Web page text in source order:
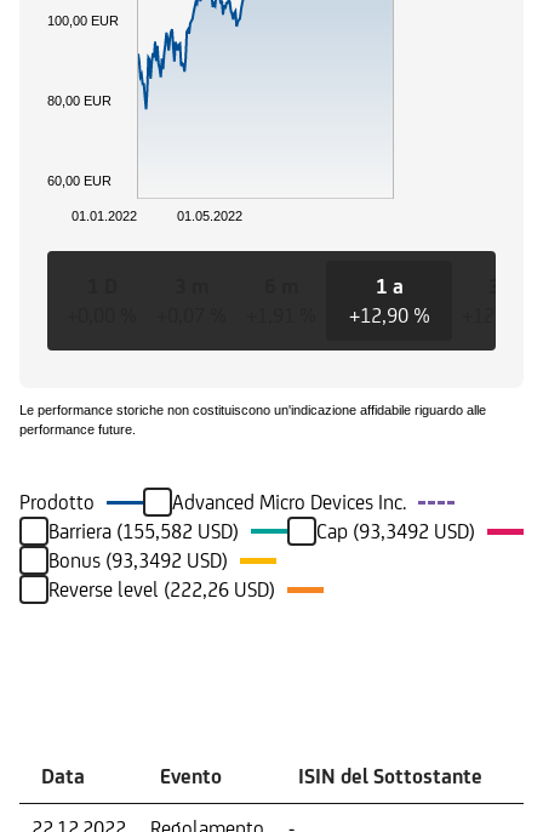
01.05.2022
01.01.2022
60,00 EUR
80,00 EUR
100,00 EUR
1 a
+12,90 %
Le performance storiche non costituiscono un'indicazione affidabile riguardo alle
performance future.
Prodotto
Advanced Micro Devices Inc.
Barriera (155,582 USD)
Cap (93,3492 USD)
Bonus (93,3492 USD)
Reverse level (222,26 USD)
Data Evento ISIN del Sottostante